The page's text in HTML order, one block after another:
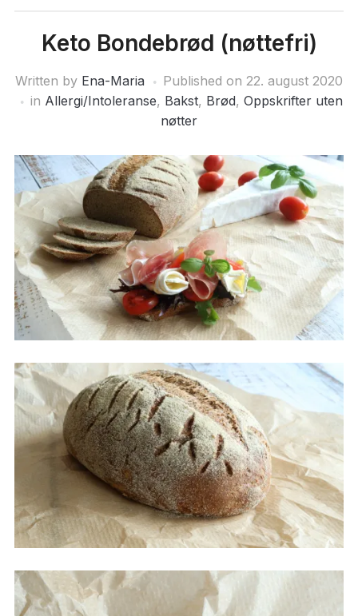
Keto Bondebrød (nøttefri)
Written by Ena-Maria Published on 22. august 2020
in Allergi/Intoleranse, Bakst, Brød, Oppskrifter uten
nøtter